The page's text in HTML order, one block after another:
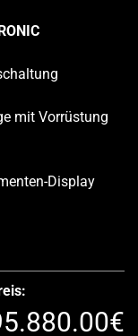
mit Vorrüstung
Display